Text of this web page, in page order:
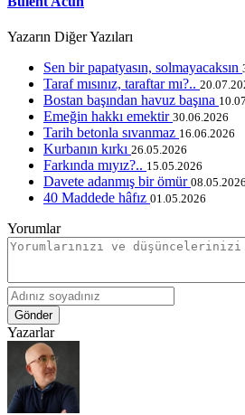
Yazarın Diğer Yazıları
Sen bir papatyasın, solmayacaksın
Taraf mısınız, taraftar mı?..
Bostan başından havuz başına
Emeğin hakkı emektir 30.06.2026
Tarih betonla sıvanmaz 16.06.2026
Kurbanın kırkı 26.05.2026
Farkında mıyız?.. 15.05.2026
Davete adanmış bir ömür 08.05.2026
40 Maddede hâfız 01.05.2026
Yorumlar
Gönder
Yazarlar